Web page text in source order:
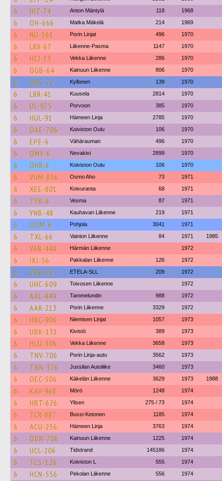
6 IHZ-74 Anton Mäntylä 118 1968
6 OH-666 Matka Mäkelä 214 1969
6 NU-561 Porin Linjat 496 1970
6 LRX-67 Liikenne-Pasma 1147 1970
6 HCJ-13 Vekka Liikenne 286 1970
6 OGB-64 Kainuun Liikenne 806 1970
6 ODS-72 Kyllonen 139 1970
6 LRR-41 Kuusela 2814 1970
6 UL-975 Porvoon 385 1970
6 HUL-91 Hämeen Linja 2785 1970
6 OAE-706 Koiviston Oulu 106 1970
6 EPE-6 Vähärauman 496 1970
6 OMY-6 Nevakivi 2899 1970
6 OHR-6 Koiviston Oulu 106 1970
6 VHM-836 Osmo Aho 73 1971
6 XEE-801 Koivuranta 68 1971
6 TYK-6 Vesma 87 1971
6 YNB-48 Kauhavan Liikenne 219 1971
6 OOM-6 Pohjola 3041 1971
6 TXL-66 Vainion Liikenne 84 1971 1985
6 VAB-448 Härmän Liikenne 1972
6 IXJ-56 Pakkalan Liikenne 126 1972
6 ZKR-58 ETELA-SLL 209 1972
6 UHC-609 Toivosen Liikenne 1972
6 AAL-449 Tammelundin 988 1972
6 AAR-213 Porin Liikenne 3329 1972
6 HBC-906 Niemisen Linjat 1057 1973
6 UBK-131 Kivistö 389 1973
6 HLU-306 Vekka Liikenne 3658 1973
6 TNV-706 Porin Linja-auto 3562 1973
6 TBN-376 Jussilan Autoliike 3460 1973
6 OEC-506 Käkelän Liikenne 3629 1973 1988
6 KAV-968 Mörö 1248 1974
6 HBT-626 Ylisen 275 / 73 1974
6 TCR-887 Bussi-Ketonen 1185 1974
6 ACU-256 Hämeen Linja 3763 1974
6 OBN-706 Kainuun Liikenne 1225 1974
6 UCL-206 Tidstrand 145186 1974
6 TCS-126 Koiviston L 555 1974
6 HCN-556 Pekolan Liikenne 556 1974